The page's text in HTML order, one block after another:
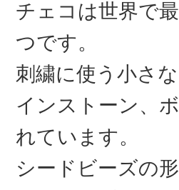
チェコは世界で
つです。
刺繍に使う小さ
インストーン、
れています。
シードビーズの